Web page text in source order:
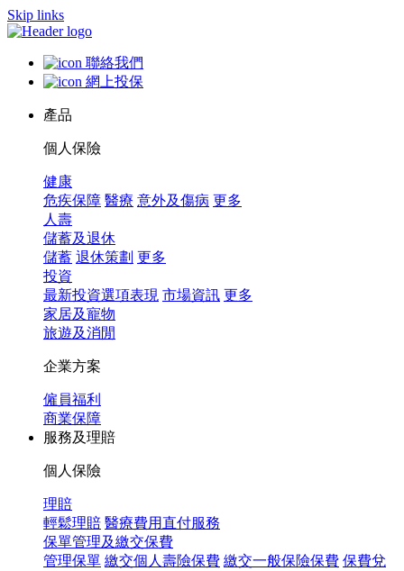
Skip links
聯絡我們
網上投保
產品
個人保險
健康
危疾保障 醫療 意外及傷病 更多
人壽
儲蓄及退休
儲蓄 退休策劃 更多
投資
最新投資選項表現 市場資訊 更多
家居及寵物
旅遊及消閒
企業方案
僱員福利
商業保障
服務及理賠
個人保險
理賠
輕鬆理賠 醫療費用直付服務
保單管理及繳交保費
管理保單 繳交個人壽險保費 繳交一般保險保費 保費兌